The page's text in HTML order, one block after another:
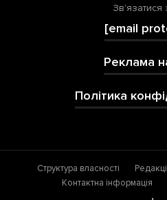
Зв'язатися
[email
Реклама
Політика
Структура власності
Контактна інформація